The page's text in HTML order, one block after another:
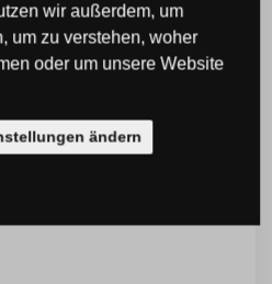
wir außerdem, um
um zu verstehen, woher
oder um unsere Website
ändern